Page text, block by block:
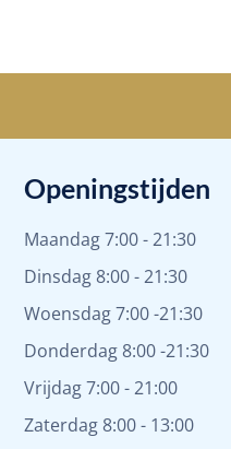
Openingstijden
Maandag 7:00 - 21:30
Dinsdag 8:00 - 21:30
Woensdag 7:00 -21:30
Donderdag 8:00 -21:30
Vrijdag 7:00 - 21:00
Zaterdag 8:00 - 13:00